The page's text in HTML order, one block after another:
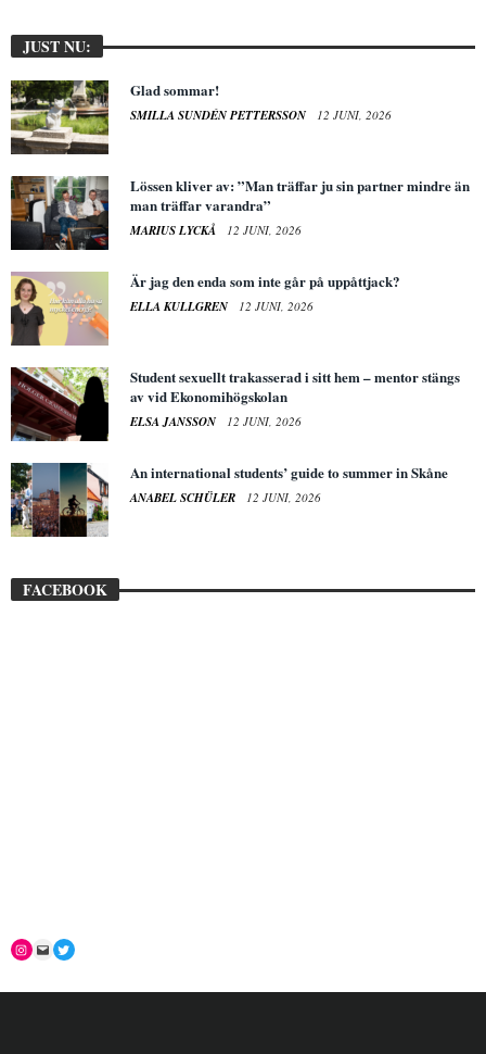
JUST NU:
Glad sommar!
SMILLA SUNDÉN PETTERSSON 12 JUNI, 2026
Lössen kliver av: ”Man träffar ju sin partner mindre än
man träffar varandra”
MARIUS LYCKÅ 12 JUNI, 2026
Är jag den enda som inte går på uppåttjack?
ELLA KULLGREN 12 JUNI, 2026
Student sexuellt trakasserad i sitt hem – mentor stängs
av vid Ekonomihögskolan
ELSA JANSSON 12 JUNI, 2026
An international students’ guide to summer in Skåne
ANABEL SCHÜLER 12 JUNI, 2026
FACEBOOK